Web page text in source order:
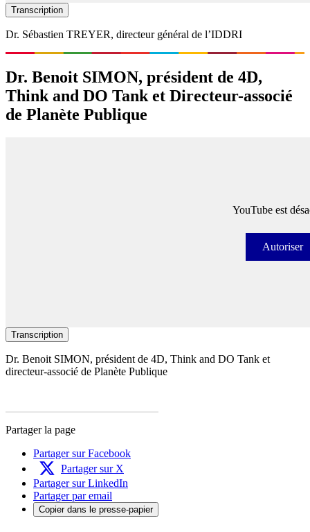
Transcription
Dr. Sébastien TREYER​, directeur général de l’IDDRI
Dr. Benoit SIMON, président de 4D,
Think and DO Tank et Directeur-associé
de Planète Publique
YouTube est
Autoriser
Transcription
Dr. Benoit SIMON​, président de 4D, Think and DO Tank et
directeur-associé de Planète Publique
Partager la page
Partager sur Facebook
Partager sur X
Partager sur LinkedIn
Partager par email
Copier dans le presse-papier